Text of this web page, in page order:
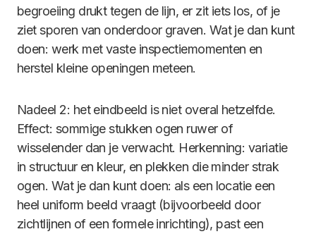
begroeiing drukt tegen de lijn, er zit iets los, of je
ziet sporen van onderdoor graven. Wat je dan kunt
doen: werk met vaste inspectiemomenten en
herstel kleine openingen meteen.
Nadeel 2: het eindbeeld is niet overal hetzelfde.
Effect: sommige stukken ogen ruwer of
wisselender dan je verwacht. Herkenning: variatie
in structuur en kleur, en plekken die minder strak
ogen. Wat je dan kunt doen: als een locatie een
heel uniform beeld vraagt (bijvoorbeeld door
zichtlijnen of een formele inrichting), past een